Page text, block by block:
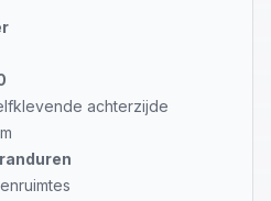
achterzijde